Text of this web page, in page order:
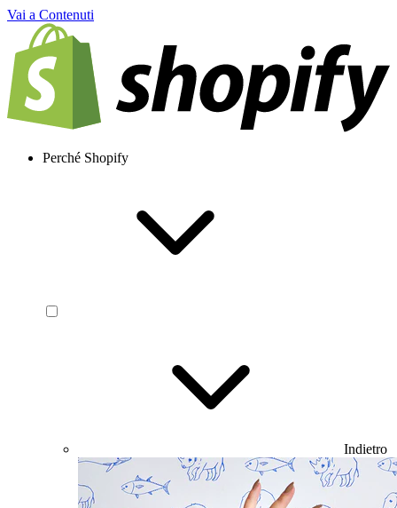
Vai a Contenuti
Perché Shopify
Indietro